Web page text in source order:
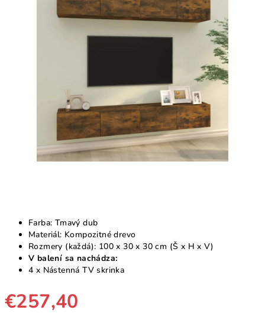
Farba: Tmavý dub
Materiál: Kompozitné drevo
Rozmery (každá): 100 x 30 x 30 cm (Š x H x V)
V balení sa nachádza:
4 x Nástenná TV skrinka
€257,40
z
hviezdičiek.